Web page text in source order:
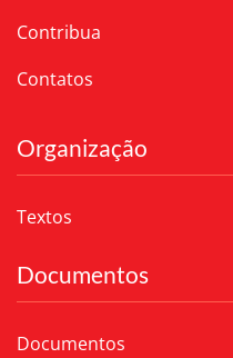
Contribua
Contatos
Organização
Textos
Documentos
Documentos